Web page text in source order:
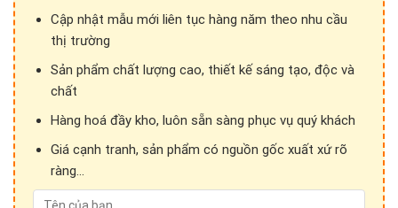
Cập nhật mẫu mới liên tục hàng năm theo nhu cầu
thị trường
Sản phẩm chất lượng cao, thiết kế sáng tạo, độc và
chất
Hàng hoá đầy kho, luôn sẵn sàng phục vụ quý khách
Giá cạnh tranh, sản phẩm có nguồn gốc xuất xứ rõ
ràng...